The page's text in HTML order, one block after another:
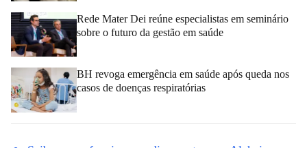
Rede Mater Dei reúne especialistas em seminário
sobre o futuro da gestão em saúde
BH revoga emergência em saúde após queda nos
casos de doenças respiratórias